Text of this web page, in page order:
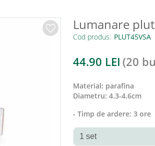
Lumanare
Cod produs:
44.90 LEI (20
material: parafina
diametru: 4.3-4.6cm
- Timp de ardere: 3 ore